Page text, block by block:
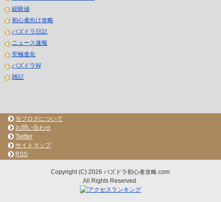
経験値
初心者向け攻略
パズドラ日記
ニュース速報
究極進化
パズドラW
雑記
当ブログについて
お問い合わせ
Twitter
サイトマップ
RSS
Copyright (C) 2026 パズドラ初心者攻略.com
All Rights Reserved.